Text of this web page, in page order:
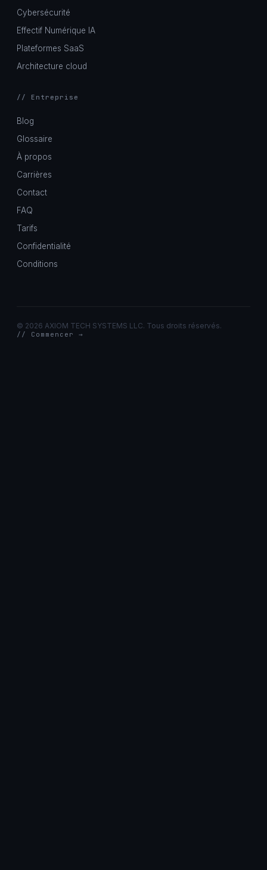
Cybersécurité
Effectif Numérique IA
Plateformes SaaS
Architecture cloud
// Entreprise
Blog
Glossaire
À propos
Carrières
Contact
FAQ
Tarifs
Confidentialité
Conditions
© 2026 AXIOM TECH SYSTEMS LLC. Tous droits réservés.
// Commencer →